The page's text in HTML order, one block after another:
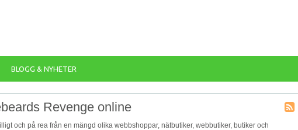
BLOGG & NYHETER
Revenge online
och på rea från en mängd olika webbshoppar, nätbutiker, webbutiker, butiker och